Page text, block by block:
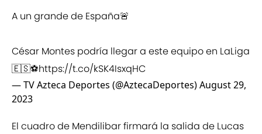
A un grande de España🚨
César Montes podría llegar a este equipo en LaLiga
🇪🇸⚽https://t.co/kSK4IsxqHC
— TV Azteca Deportes (@AztecaDeportes)August 29,
2023
El cuadro de Mendilibar firmará la salida de Lucas